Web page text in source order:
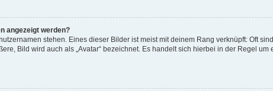
angezeigt werden?
stehen. Eines dieser Bilder ist meist mit deinem Rang verknüpft: Oft
Bild wird auch als „Avatar“ bezeichnet. Es handelt sich hierbei in der Regel